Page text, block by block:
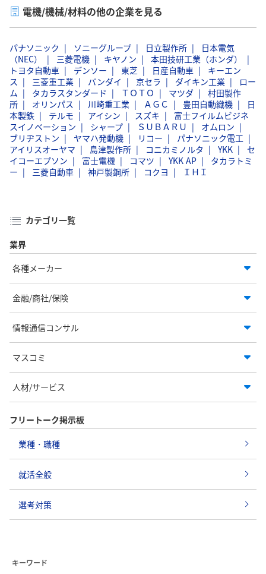
電機/機械/材料の他の企業を見る
パナソニック ソニーグループ 日立製作所
日本電気
（NEC）
三菱電機 キヤノン
本田技研工業（ホンダ）
トヨタ自動車
デンソー 東芝 日産自動車
キーエン
ス
三菱重工業 バンダイ 京セラ ダイキン工業
ロー
ム
タカラスタンダード ＴＯＴＯ マツダ
村田製作
所
オリンパス 川崎重工業 ＡＧＣ 豊田自動織機
日
本製鉄
テルモ アイシン スズキ
富士フイルムビジネ
スイノベーション
シャープ ＳＵＢＡＲＵ
オムロン
ブリヂストン
ヤマハ発動機 リコー
パナソニック電工
アイリスオーヤマ
島津製作所 コニカミノルタ YKK
セ
イコーエプソン
富士電機 コマツ YKK AP
タカラトミ
ー
三菱自動車 神戸製鋼所 コクヨ ＩＨＩ
カテゴリ一覧
業界
各種メーカー
金融/商社/保険
情報通信コンサル
マスコミ
人材/サービス
フリートーク掲示板
業種・職種
就活全般
選考対策
キーワード